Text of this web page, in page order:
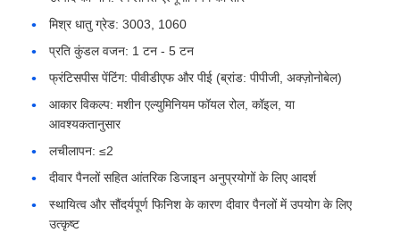
उद्धरण मांगें
एल्यूमीनियम पन्नी रोल
ऐल्युमिनियम की प्लेट
मिश्र धातु ग्रेड: 3003, 1060
प्रति कुंडल वजन: 1 टन - 5 टन
फ्रंटिसपीस पेंटिंग: पीवीडीएफ और पीई (ब्रांड: पीपीजी, अक्ज़ोनोबेल)
आकार विकल्प: मशीन एल्युमिनियम फॉयल रोल, कॉइल, या
आवश्यकतानुसार
लचीलापन: ≤2
दीवार पैनलों सहित आंतरिक डिजाइन अनुप्रयोगों के लिए आदर्श
स्थायित्व और सौंदर्यपूर्ण फिनिश के कारण दीवार पैनलों में उपयोग के लिए
उत्कृष्ट